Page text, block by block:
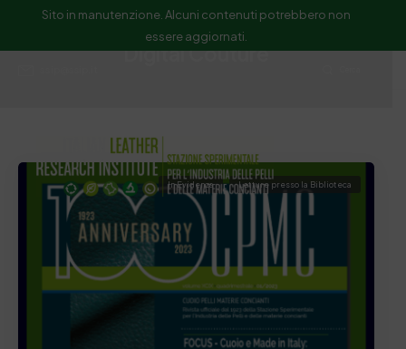
Sito in manutenzione. Alcuni contenuti potrebbero non
essere aggiornati.
Digital Couture
In Evidenza Letture presso la Biblioteca